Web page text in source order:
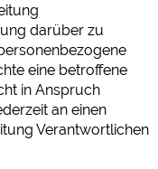
darüber zu
eine betroffene
in Anspruch
an einen
Verantwortlichen